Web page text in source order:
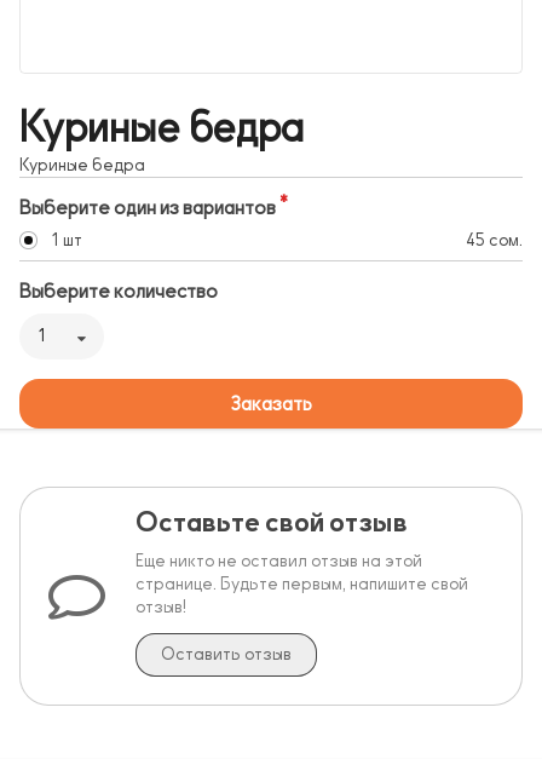
Куриные бедра
Куриные бедра
Выберите один из вариантов
1 шт 45 сом.
Выберите количество
1
Заказать
Оставьте свой отзыв
Еще никто не оставил отзыв на этой
странице. Будьте первым, напишите свой
отзыв!
Оставить отзыв